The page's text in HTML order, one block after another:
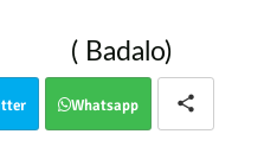
Whatsapp